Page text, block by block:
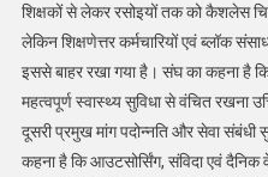
शिक्षकों से लेकर रसोइयों तक को कैशलेस
लेकिन शिक्षणेत्तर कर्मचारियों एवं ब्लॉक
इससे बाहर रखा गया है। संघ का कहना है
महत्वपूर्ण स्वास्थ्य सुविधा से वंचित रखना
दूसरी प्रमुख मांग पदोन्नति और सेवा
कहना है कि आउटसोर्सिंग, संविदा एवं दैनिक